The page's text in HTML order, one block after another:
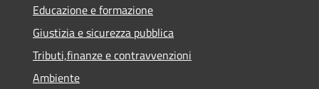
Educazione e formazione
Giustizia e sicurezza pubblica
Tributi,finanze e contravvenzioni
Ambiente